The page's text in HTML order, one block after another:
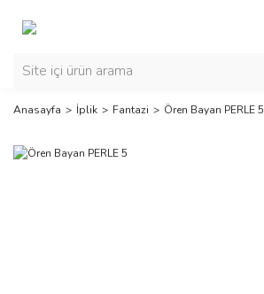
Anasayfa İplik Fantazi Ören Bayan PERLE 5